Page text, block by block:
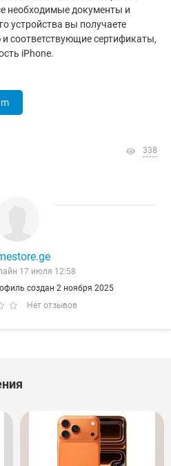
необходимые документы и
устройства вы получаете
соответствующие сертификаты,
iPhone.
338
17 июля 12:58
создан 2 ноября 2025
Нет отзывов